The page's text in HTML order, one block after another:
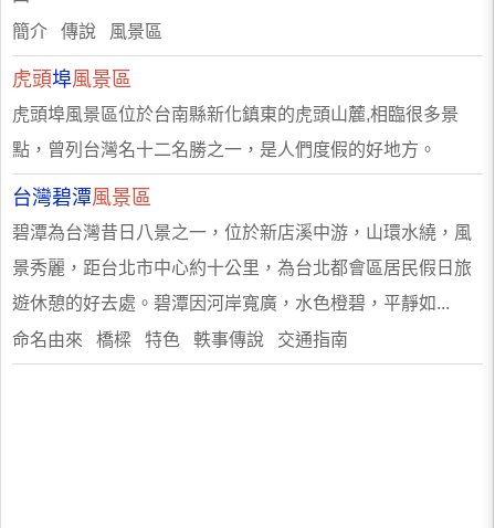
簡介 傳說 風景區
虎頭埠風景區
虎頭埠風景區位於台南縣新化鎮東的虎頭山麓,相臨很多景
點，曾列台灣名十二名勝之一，是人們度假的好地方。
台灣碧潭風景區
碧潭為台灣昔日八景之一，位於新店溪中游，山環水繞，風
景秀麗，距台北市中心約十公里，為台北都會區居民假日旅
遊休憩的好去處。碧潭因河岸寬廣，水色橙碧，平靜如...
命名由來 橋樑 特色 軼事傳說 交通指南